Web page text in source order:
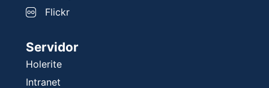
Flickr
Servidor
Holerite
Intranet